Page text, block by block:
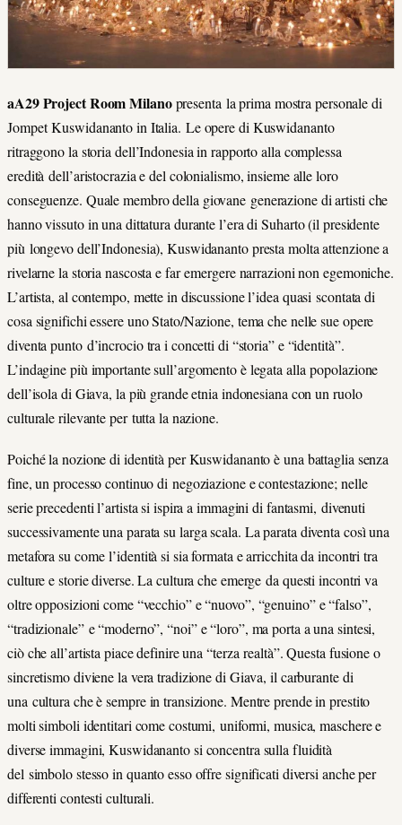
aA29 Project RoomMilanopresenta la prima mostra personale di
Jompet Kuswidananto in Italia. Le opere di Kuswidananto
ritraggono la storia dell’Indonesia in rapporto alla complessa
eredità dell’aristocrazia e del colonialismo, insieme alle loro
conseguenze. Quale membro della giovane generazione di artisti che
hanno vissuto in una dittatura durante l’era di Suharto (il presidente
più longevo dell’Indonesia), Kuswidananto presta molta attenzione a
rivelarne la storia nascosta e far emergere narrazioni non egemoniche.
L’artista, al contempo, mette in discussione l’idea quasi scontata di
cosa significhi essere uno Stato/Nazione, tema che nelle sue opere
diventa punto d’incrocio tra i concetti di “storia” e “identità”.
L’indagine più importante sull’argomento è legata alla popolazione
dell’isola di Giava, la più grande etnia indonesiana con un ruolo
culturale rilevante per tutta la nazione.
Poiché la nozione di identità per Kuswidananto è una battaglia senza
fine, un processo continuo di negoziazione e contestazione; nelle
serie precedenti l’artista si ispira a immagini di fantasmi, divenuti
successivamente una parata su larga scala. La parata diventa così una
metafora su come l’identità si sia formata e arricchita da incontri tra
culture e storie diverse. La cultura che emerge da questi incontri va
oltre opposizioni come “vecchio” e “nuovo”, “genuino” e “falso”,
“tradizionale” e “moderno”, “noi” e “loro”, ma porta a una sintesi,
ciò che all’artista piace definire una “terza realtà”. Questa fusione o
sincretismo diviene la vera tradizione di Giava, il carburante di
una cultura che è sempre in transizione. Mentre prende in prestito
molti simboli identitari come costumi, uniformi, musica, maschere e
diverse immagini, Kuswidananto si concentra sulla fluidità
del simbolo stesso in quanto esso offre significati diversi anche per
differenti contesti culturali.